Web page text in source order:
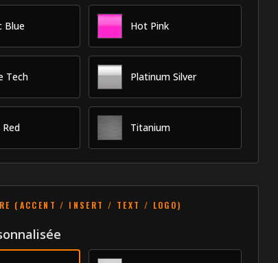
Blue Hot Pink
Tech Platinum Silver
Red Titanium
(ACCENT / INSERT / TEXT / LOGO)